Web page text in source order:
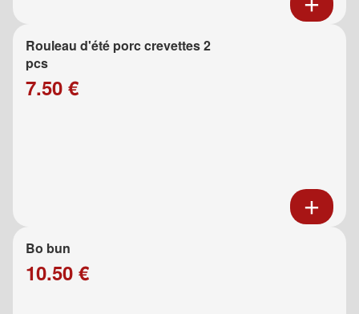
Rouleau d'été porc crevettes 2
pcs
7.50 €
Bo bun
10.50 €